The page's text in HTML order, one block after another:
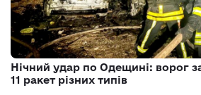
Нічний удар по Одещині: ворог
11 ракет різних типів